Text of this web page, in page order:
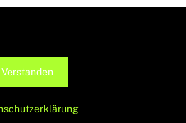
Verstanden